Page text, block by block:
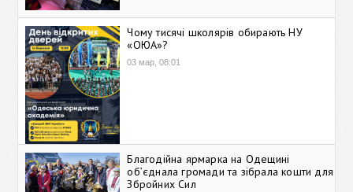
Чому тисячі школярів обирають НУ
«ОЮА»?
03 мар, 08:01
Благодійна ярмарка на Одещині
об’єднала громади та зібрала кошти для
Збройних Сил